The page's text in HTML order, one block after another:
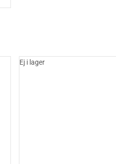
Ej i lager